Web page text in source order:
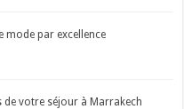
mode par excellence
de votre séjour à Marrakech